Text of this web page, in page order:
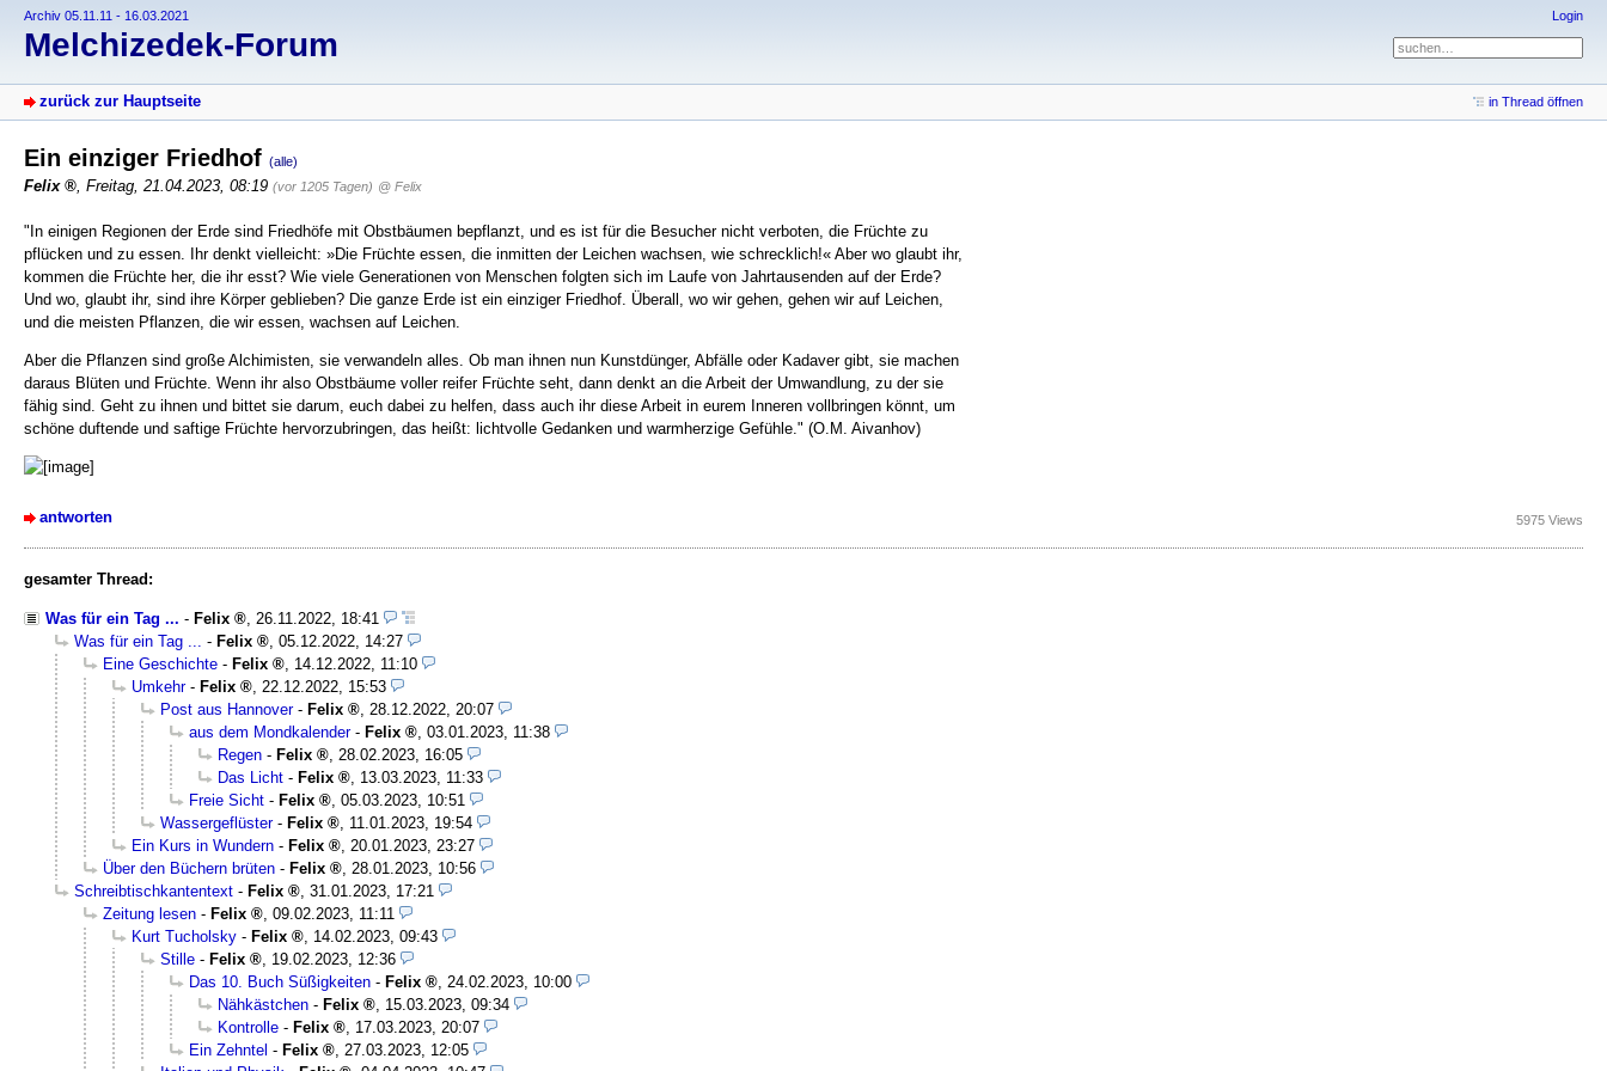
Archiv 05.11.11 - 16.03.2021
Melchizedek-Forum
Login
zurück zur Hauptseite in Thread öffnen
Ein einziger Friedhof (alle)
Felix , Freitag, 21.04.2023, 08:19 (vor 1205 Tagen) @ Felix
"In einigen Regionen der Erde sind Friedhöfe mit Obstbäumen bepflanzt, und es ist für die Besucher nicht verboten, die Früchte zu
pflücken und zu essen. Ihr denkt vielleicht: »Die Früchte essen, die inmitten der Leichen wachsen, wie schrecklich!« Aber wo glaubt ihr,
kommen die Früchte her, die ihr esst? Wie viele Generationen von Menschen folgten sich im Laufe von Jahrtausenden auf der Erde?
Und wo, glaubt ihr, sind ihre Körper geblieben? Die ganze Erde ist ein einziger Friedhof. Überall, wo wir gehen, gehen wir auf Leichen,
und die meisten Pflanzen, die wir essen, wachsen auf Leichen.
Aber die Pflanzen sind große Alchimisten, sie verwandeln alles. Ob man ihnen nun Kunstdünger, Abfälle oder Kadaver gibt, sie machen
daraus Blüten und Früchte. Wenn ihr also Obstbäume voller reifer Früchte seht, dann denkt an die Arbeit der Umwandlung, zu der sie
fähig sind. Geht zu ihnen und bittet sie darum, euch dabei zu helfen, dass auch ihr diese Arbeit in eurem Inneren vollbringen könnt, um
schöne duftende und saftige Früchte hervorzubringen, das heißt: lichtvolle Gedanken und warmherzige Gefühle." (O.M. Aivanhov)
antworten 5975 Views
gesamter Thread:
Was für ein Tag ... - Felix
26.11.2022, 18:41
Was für ein Tag ...
- Felix
05.12.2022, 14:27
Eine Geschichte - Felix
14.12.2022, 11:10
Umkehr- Felix
22.12.2022, 15:53
Post aus Hannover- Felix
28.12.2022, 20:07
aus dem Mondkalender- Felix
03.01.2023, 11:38
Regen - Felix
28.02.2023, 16:05
Das Licht - Felix
13.03.2023, 11:33
Freie Sicht - Felix
05.03.2023, 10:51
Wassergeflüster- Felix
11.01.2023, 19:54
Ein Kurs in Wundern - Felix
20.01.2023, 23:27
Über den Büchern brüten - Felix
28.01.2023, 10:56
Schreibtischkantentext - Felix
31.01.2023, 17:21
Zeitung lesen - Felix
09.02.2023, 11:11
Kurt Tucholsky - Felix
14.02.2023, 09:43
Stille - Felix
19.02.2023, 12:36
Das 10. Buch Süßigkeiten - Felix
24.02.2023, 10:00
Nähkästchen - Felix
15.03.2023, 09:34
Kontrolle - Felix
17.03.2023, 20:07
Ein Zehntel - Felix
27.03.2023, 12:05